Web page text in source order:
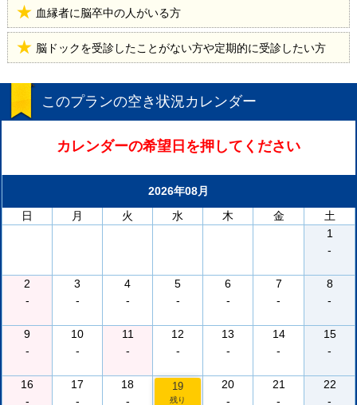
血縁者に脳卒中の人がいる方
脳ドックを受診したことがない方や定期的に受診したい方
このプランの空き状況カレンダー
カレンダーの希望日を押してください
2026年08月
日
月 火 水 木 金
土
1
-
2
-
3
-
4
-
5
-
6
-
7
-
8
-
9
-
10
-
11
-
12
-
13
-
14
-
15
-
16
-
17
-
18
-
19
残り
20
-
21
-
22
-